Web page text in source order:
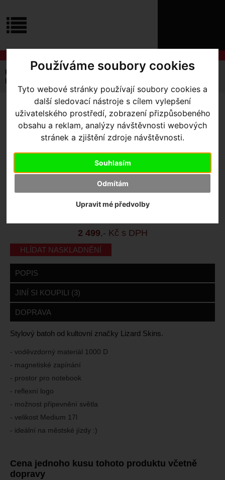
Používáme soubory cookies
Tyto webové stránky používají soubory cookies a
další sledovací nástroje s cílem vylepšení
uživatelského prostředí, zobrazení přizpůsobeného
obsahu a reklam, analýzy návštěvnosti webových
stránek a zjištění zdroje návštěvnosti.
Souhlasím
Odmítám
Upravit mé předvolby
NÁSO
SLUŽBY
REGISTRACE
ZTRATILI
Úvodní strana Výbava pro jezdce
Batohy
batoh Lizard Skins CACHE Messenger
BATOH LIZARD SKINS
CACHE MESSENGER
Lizard Skins
kontaktujte nás
2 499,- Kč s DPH
HLÍDAT NASKLADNĚNÍ
POPIS
JINÍ SI KOUPILI (3)
DOPRAVA
Stylový batoh od kultovní značky Lizard Skins.
- voděvzdorný materiál 1000 D
- magnetiské zapínání
- prostor pro notebook
- reflexní logo
- možnost připevnění světla
- velikost Medium 17l
- ideální na městské jízdy :)
Cena jednoho kusu tohoto produktu včetně
dopravy